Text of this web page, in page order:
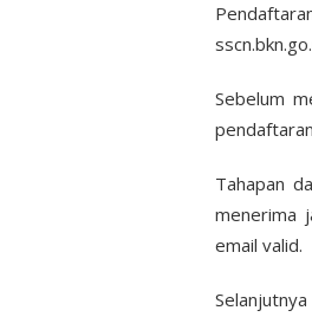
Sebelum
Tahapan
menerima
email valid.